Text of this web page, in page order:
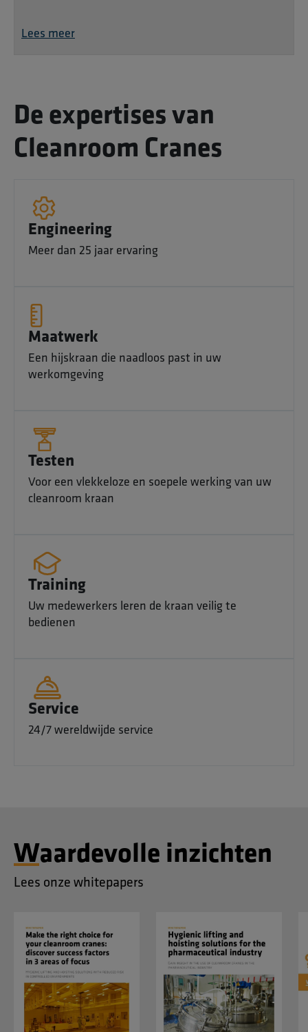
Lees meer
De expertises van
Cleanroom Cranes
Engineering
Meer dan 25 jaar ervaring
Maatwerk
Een hijskraan die naadloos past in uw
werkomgeving
Testen
Voor een vlekkeloze en soepele werking van uw
cleanroom kraan
Training
Uw medewerkers leren de kraan veilig te
bedienen
Service
24/7 wereldwijde service
Waardevolle inzichten
Lees onze whitepapers